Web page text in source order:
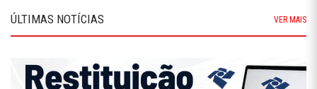
ÚLTIMAS NOTÍCIAS VER MAIS